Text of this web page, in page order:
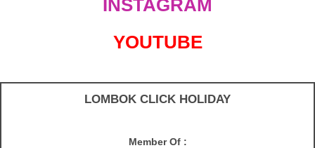
INSTAGRAM
YOUTUBE
LOMBOK CLICK HOLIDAY
Member Of :